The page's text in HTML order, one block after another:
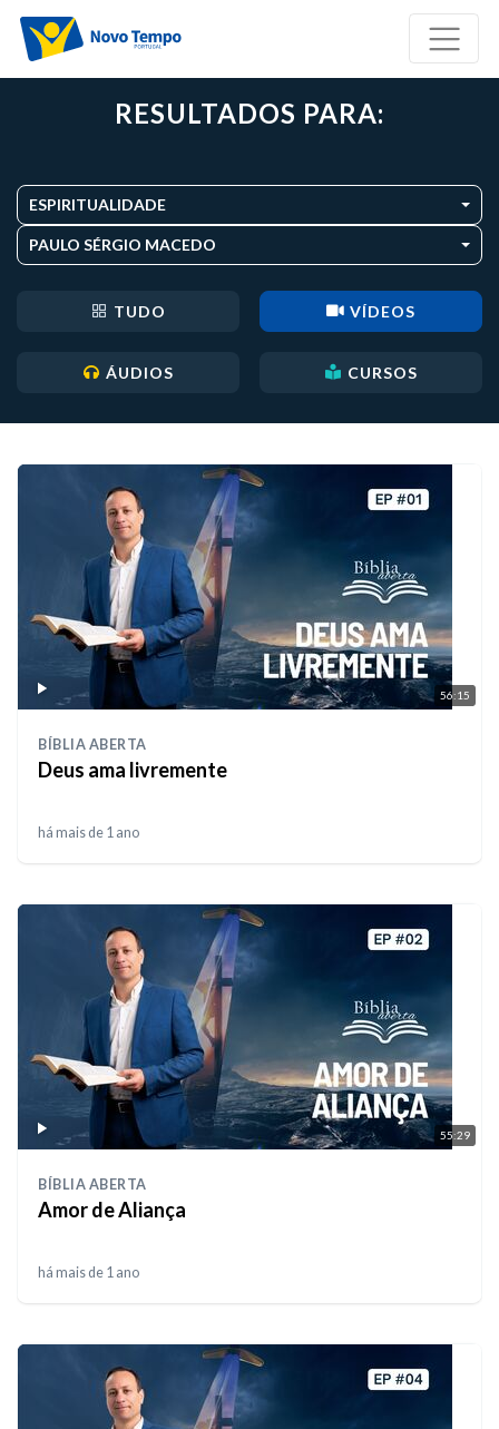
RESULTADOS PARA:
ESPIRITUALIDADE
PAULO SÉRGIO MACEDO
TUDO VÍDEOS
ÁUDIOS CURSOS
56:15
BÍBLIA ABERTA
Deus ama livremente
há mais de 1 ano
55:29
BÍBLIA ABERTA
Amor de Aliança
há mais de 1 ano